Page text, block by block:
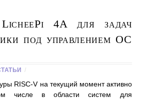
4A для задач
под управлением ОС
/
RISC-V на текущий момент активно
числе в области систем для